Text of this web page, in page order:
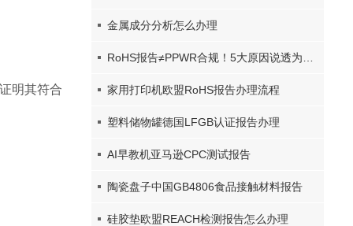
明其符合
金属成分分析怎么办理
家用打印机欧盟RoHS报告办理流程
塑料储物罐德国LFGB认证报告办理
AI早教机亚马逊CPC测试报告
陶瓷盘子中国GB4806食品接触材料报告
硅胶垫欧盟REACH检测报告怎么办理